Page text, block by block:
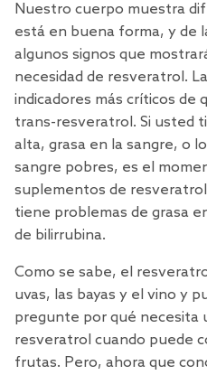
Nuestro cuerpo muestra
está en buena forma, y de
algunos signos que
necesidad de resveratrol.
indicadores más críticos de
trans-resveratrol. Si usted
alta, grasa en la sangre, o
sangre pobres, es el
suplementos de
tiene problemas de grasa
de bilirrubina.
Como se sabe, el
uvas, las bayas y el vino y
pregunte por qué necesita
resveratrol cuando puede
frutas. Pero, ahora que